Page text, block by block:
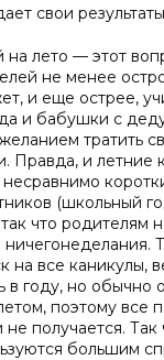
свои
на лето — этот
не менее
и еще острее,
да и бабушки с
тратить
Правда, и летние
(школьный
что родителям
ничегонеделания.
на все каникулы,
в году, но обычно
поэтому все
получается. Так
большим